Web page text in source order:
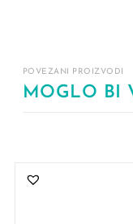
POVEZANI PROIZVODI
MOGLO BI